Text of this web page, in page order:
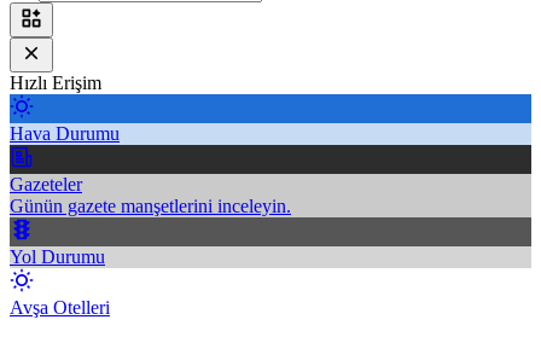
Hızlı Erişim
Hava Durumu
Gazeteler
Günün gazete manşetlerini inceleyin.
Yol Durumu
Avşa Otelleri